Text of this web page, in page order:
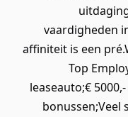
vaardigheden
affiniteit is een
Top
leaseauto;€
bonussen;Veel